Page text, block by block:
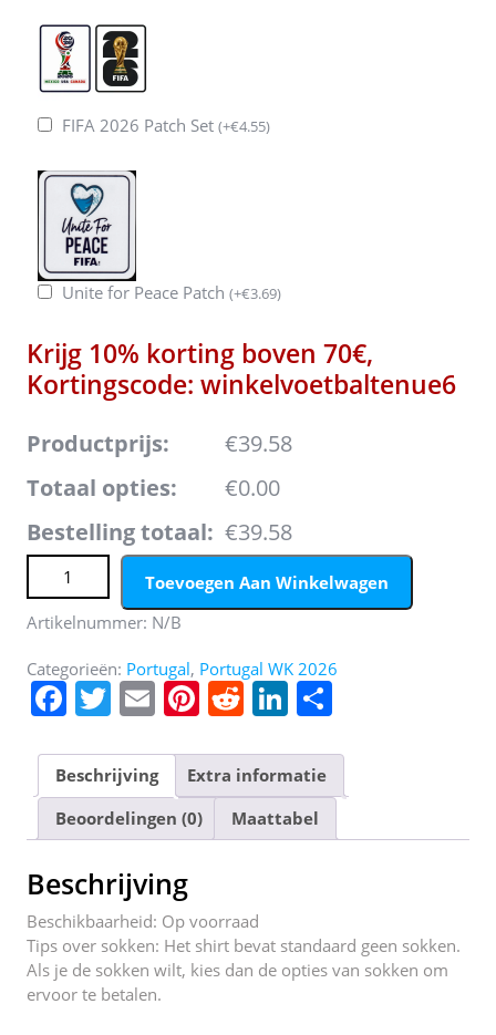
FIFA 2026 Patch Set (+€4.55)
Unite for Peace Patch (+€3.69)
Krijg 10% korting boven 70€,
Kortingscode: winkelvoetbaltenue6
Productprijs:
€39.58
Totaal opties:
€0.00
Bestelling totaal: €39.58
Portugal Keeper Uit tenue Kids WK 2026 Lange Mouwen
(+ broek) aantal Toevoegen Aan Winkelwagen
Artikelnummer: N/B
Categorieën: Portugal, Portugal WK 2026
F
c
e
b
o
o
k
T
itt
er
E
ai
l
Pi
er
e
st
R
d
di
t
Li
k
e
dI
e
n
Beschrijving
Extra informatie
Beoordelingen (0)
Maattabel
Beschrijving
Beschikbaarheid: Op voorraad
Tips over sokken: Het shirt bevat standaard geen sokken.
Als je de sokken wilt, kies dan de opties van sokken om
ervoor te betalen.